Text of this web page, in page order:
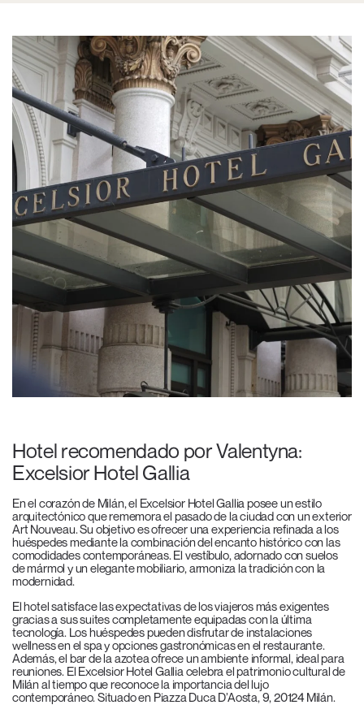
Hotel recomendado por Valentyna:
Excelsior Hotel Gallia
En el corazón de Milán, el Excelsior Hotel Gallia posee un estilo
arquitectónico que rememora el pasado de la ciudad con un exterior
Art Nouveau. Su objetivo es ofrecer una experiencia refinada a los
huéspedes mediante la combinación del encanto histórico con las
comodidades contemporáneas. El vestíbulo, adornado con suelos
de mármol y un elegante mobiliario, armoniza la tradición con la
modernidad.
El hotel satisface las expectativas de los viajeros más exigentes
gracias a sus suites completamente equipadas con la última
tecnología. Los huéspedes pueden disfrutar de instalaciones
wellness en el spa y opciones gastronómicas en el restaurante.
Además, el bar de la azotea ofrece un ambiente informal, ideal para
reuniones. El Excelsior Hotel Gallia celebra el patrimonio cultural de
Milán al tiempo que reconoce la importancia del lujo
contemporáneo. Situado en Piazza Duca D’Aosta, 9, 20124 Milán.